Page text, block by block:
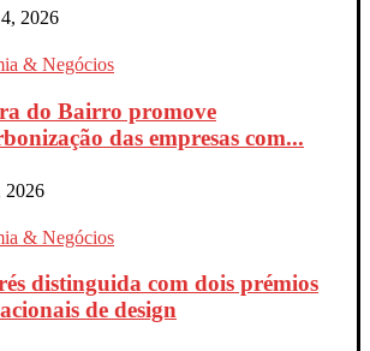
2026
& Negócios
do Bairro promove
das empresas com...
2026
& Negócios
distinguida com dois prémios
de design